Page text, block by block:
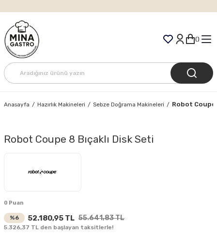
Tüm Siparişlerde Ücretsiz Kargo
Anasayfa Hazırlık Makineleri Sebze Doğrama Makineleri Robot Coupe
Robot Coupe 8 Bıçaklı Disk Seti
0 Puan
%6 52.180,95 TL 55.641,83 TL
5.326,37 TL den başlayan taksitlerle!